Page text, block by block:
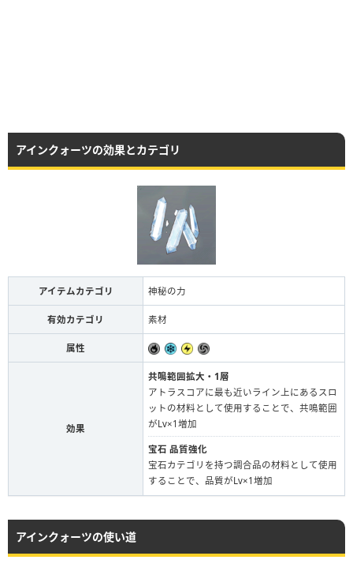
アインクォーツの効果とカテゴリ
アイテムカテゴリ 神秘の力
有効カテゴリ 素材
属性
効果
共鳴範囲拡大・1層
アトラスコアに最も近いライン上にあるスロ
ットの材料として使用することで、共鳴範囲
がLv×1増加
宝石 品質強化
宝石カテゴリを持つ調合品の材料として使用
することで、品質がLv×1増加
アインクォーツの使い道